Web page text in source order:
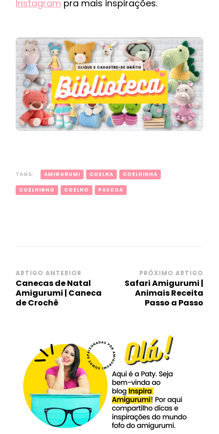
Instagram pra mais inspirações.
TAGS: AMIGURUMI COELHA COELHINHA
COELHINHO COELHO PASCOA
Navegação
de
post
ARTIGO ANTERIOR
Canecas de Natal
Amigurumi | Caneca
de Crochê
PRÓXIMO ARTIGO
Safari Amigurumi |
Animais Receita
Passo a Passo